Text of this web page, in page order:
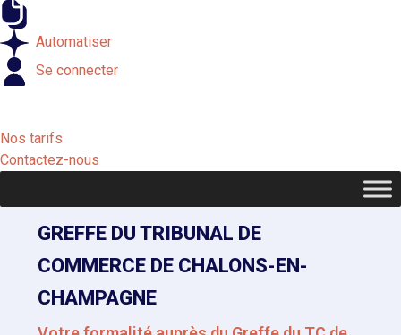
Automatiser
Se connecter
Nos tarifs
Contactez-nous
GREFFE DU TRIBUNAL DE
COMMERCE DE CHALONS-EN-
CHAMPAGNE